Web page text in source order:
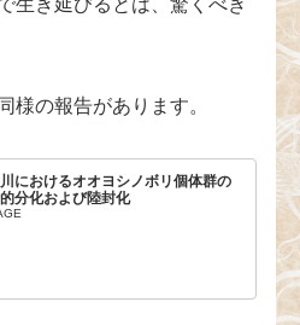
様の報告があります。
におけるオオヨシノボリ個体群の
分化および陸封化